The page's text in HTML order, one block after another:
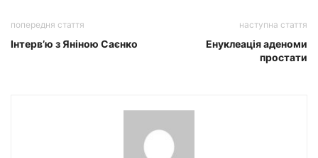
попередня стаття
Інтервʼю з Яніною Саєнко
наступна стаття
Енуклеація аденоми
простати